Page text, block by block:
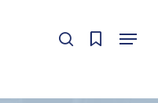
search Menu
Close